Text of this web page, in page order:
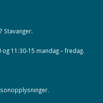
Stavanger.
11:30-15 mandag – fredag.
.